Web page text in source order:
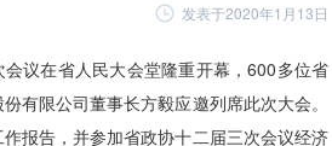
发表于2020年1月13日